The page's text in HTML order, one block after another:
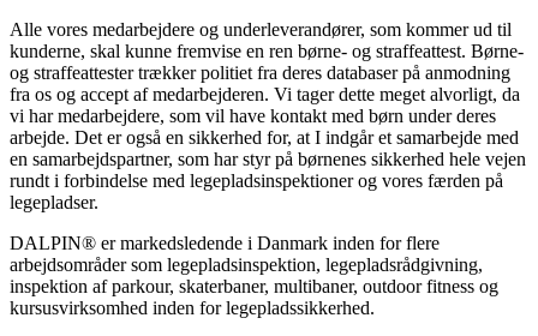
Alle vores medarbejdere og underleverandører, som kommer ud til
kunderne, skal kunne fremvise en ren børne- og straffeattest. Børne-
og straffeattester trækker politiet fra deres databaser på anmodning
fra os og accept af medarbejderen. Vi tager dette meget alvorligt, da
vi har medarbejdere, som vil have kontakt med børn under deres
arbejde. Det er også en sikkerhed for, at I indgår et samarbejde med
en samarbejdspartner, som har styr på børnenes sikkerhed hele vejen
rundt i forbindelse med legepladsinspektioner og vores færden på
legepladser.
DALPIN® er markedsledende i Danmark inden for flere
arbejdsområder som legepladsinspektion, legepladsrådgivning,
inspektion af parkour, skaterbaner, multibaner, outdoor fitness og
kursusvirksomhed inden for legepladssikkerhed.